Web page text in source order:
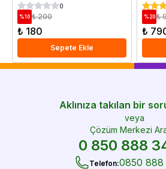
0
%10 ₺ 200
₺ 180
Sepete Ekle
%20 ₺
₺
Aklınıza takılan bir
veya
Çözüm Merkezi
0 850 888
Telefon:0850